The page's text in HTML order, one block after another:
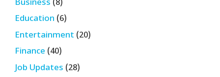
Business (8)
Education (6)
Entertainment (20)
Finance (40)
Job Updates (28)